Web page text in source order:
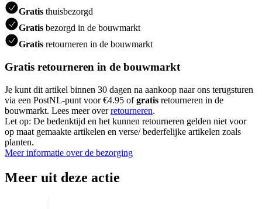
Gratis thuisbezorgd
Gratis bezorgd in de bouwmarkt
Gratis retourneren in de bouwmarkt
Gratis retourneren in de bouwmarkt
Je kunt dit artikel binnen 30 dagen na aankoop naar ons terugsturen
via een PostNL-punt voor €4.95 ofgratis retourneren in de
bouwmarkt. Lees meer overretourneren.
Let op: De bedenktijd en het kunnen retourneren gelden niet voor
op maat gemaakte artikelen en verse/ bederfelijke artikelen zoals
planten.
Meer informatie over de bezorging
Meer uit deze actie